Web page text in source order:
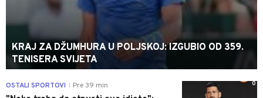
KRAJ ZA DŽUMHURA U POLJSKOJ: IZGUBIO OD 359.
TENISERA SVIJETA
0
OSTALI SPORTOVI Pre 39 min